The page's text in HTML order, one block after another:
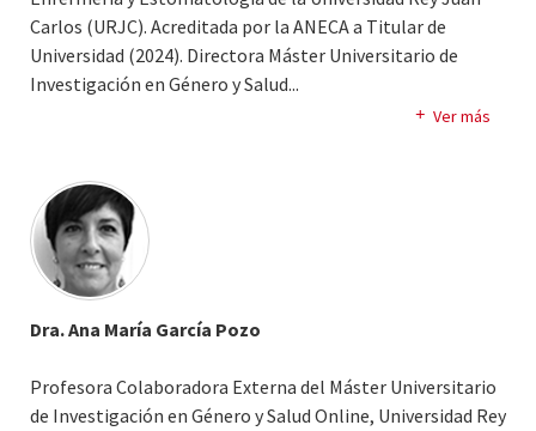
Carlos (URJC). Acreditada por la ANECA a Titular de
Universidad (2024). Directora Máster Universitario de
Investigación en Género y Salud...
Doctora por la URJC dentro del programa oficial de
Violencia de Género y Violencia Familiar. Máster
Universitario en Cuidados Críticos. Máster en
Investigación en Enfermería. Experto en Traumatología y
Medicina Deportiva. Docente en Pregrado, Postgrado y
Ver más
Dra. Ana María García Pozo
Profesora Colaboradora Externa del Máster Universitario
de Investigación en Género y Salud Online, Universidad Rey